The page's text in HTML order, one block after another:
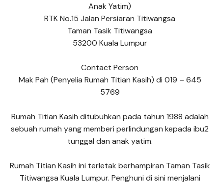
Anak Yatim)
RTK No.15 Jalan Persiaran Titiwangsa
Taman Tasik Titiwangsa
53200 Kuala Lumpur
Contact Person
Mak Pah (Penyelia Rumah Titian Kasih) di 019 – 645
5769
Rumah Titian Kasih ditubuhkan pada tahun 1988 adalah
sebuah rumah yang memberi perlindungan kepada ibu2
tunggal dan anak yatim.
Rumah Titian Kasih ini terletak berhampiran Taman Tasik
Titiwangsa Kuala Lumpur. Penghuni di sini menjalani